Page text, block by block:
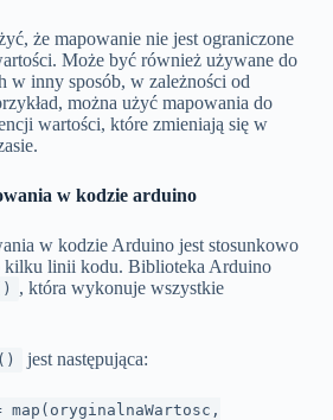
że mapowanie nie jest ograniczone
Może być również używane do
w inny sposób, w zależności od
można użyć mapowania do
wartości, które zmieniają się w
w kodzie arduino
w kodzie Arduino jest stosunkowo
kilku linii kodu. Biblioteka Arduino
, która wykonuje wszystkie
jest następująca:
map(oryginalnaWartosc,